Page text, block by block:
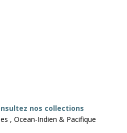
nos collections
, Ocean-Indien & Pacifique